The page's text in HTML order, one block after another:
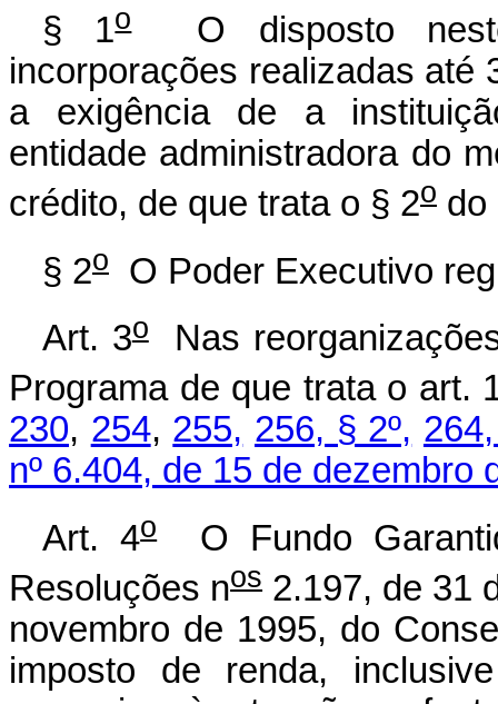
§ 1oO disposto
incorporações realizadas até
a exigência de a
entidade administradora do
crédito, de que trata o § 2o do
§ 2o
O Poder Executivo
Art. 3oNas
Programa de que trata o art.
230, 254, 255, 256, § 2º,
nº 6.404, de 15 de dezembro
Art. 4oO Fundo
Resoluções nos 2.197, de 31
novembro de 1995, do
imposto de renda,